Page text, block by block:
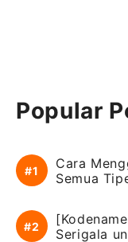
Popular
Cara
Semua
Serigala